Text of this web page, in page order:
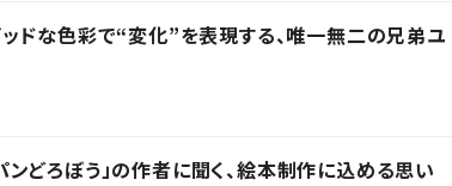
ドな色彩で“変化”を表現する、唯一無二の兄弟ユ
どろぼう」の作者に聞く、絵本制作に込める思い